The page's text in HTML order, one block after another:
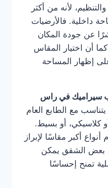
لأنه من أكثر
داخلية. فالأرضيات
عن جودة المكان
أن اختيار المقاس
إظهار المساحة
سيراميك في راس
مع الطابع العام
كلاسيكي، أو بسيط.
أكبر مقاسًا لإبراز
في بعض الشقق يمكن
تمنح إحساسًا